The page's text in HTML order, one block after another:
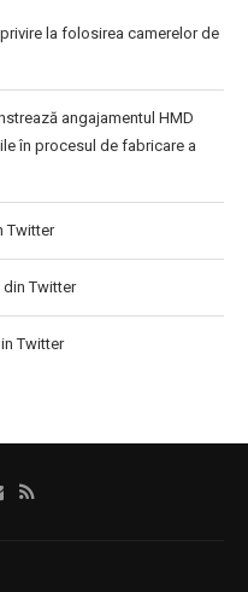
la folosirea camerelor de
angajamentul HMD
în procesul de fabricare a
Twitter
din Twitter
Twitter